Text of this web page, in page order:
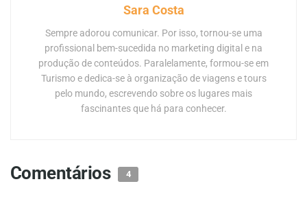
Sara Costa
Sempre adorou comunicar. Por isso, tornou-se uma
profissional bem-sucedida no marketing digital e na
produção de conteúdos. Paralelamente, formou-se em
Turismo e dedica-se à organização de viagens e tours
pelo mundo, escrevendo sobre os lugares mais
fascinantes que há para conhecer.
Comentários 4